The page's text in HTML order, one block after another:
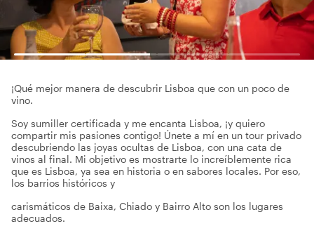
¡Qué mejor manera de descubrir Lisboa que con un poco de
vino.
Soy sumiller certificada y me encanta Lisboa, ¡y quiero
compartir mis pasiones contigo! Únete a mí en un tour privado
descubriendo las joyas ocultas de Lisboa, con una cata de
vinos al final. Mi objetivo es mostrarte lo increíblemente rica
que es Lisboa, ya sea en historia o en sabores locales. Por eso,
los barrios históricos y
carismáticos de Baixa, Chiado y Bairro Alto son los lugares
adecuados.